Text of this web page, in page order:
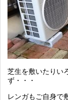
芝生を敷いたりい
ず・・・
レンガもご自身で